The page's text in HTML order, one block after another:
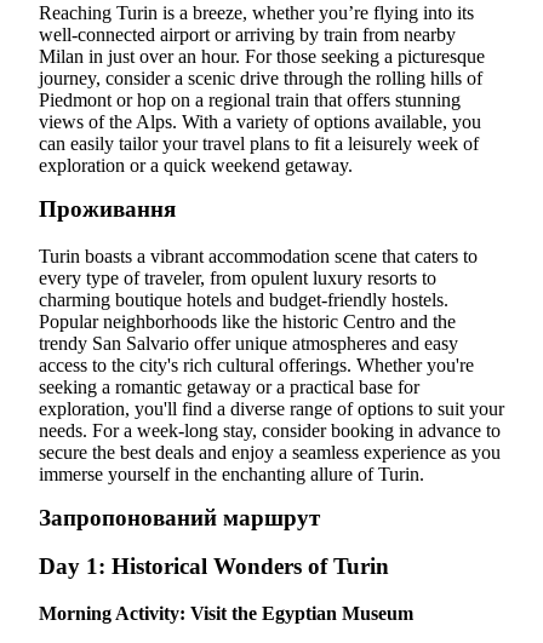
Reaching Turin is a breeze, whether you’re flying into its
well-connected airport or arriving by train from nearby
Milan in just over an hour. For those seeking a picturesque
journey, consider a scenic drive through the rolling hills of
Piedmont or hop on a regional train that offers stunning
views of the Alps. With a variety of options available, you
can easily tailor your travel plans to fit a leisurely week of
exploration or a quick weekend getaway.
Проживання
Turin boasts a vibrant accommodation scene that caters to
every type of traveler, from opulent luxury resorts to
charming boutique hotels and budget-friendly hostels.
Popular neighborhoods like the historic Centro and the
trendy San Salvario offer unique atmospheres and easy
access to the city's rich cultural offerings. Whether you're
seeking a romantic getaway or a practical base for
exploration, you'll find a diverse range of options to suit your
needs. For a week-long stay, consider booking in advance to
secure the best deals and enjoy a seamless experience as you
immerse yourself in the enchanting allure of Turin.
Запропонований маршрут
Day 1: Historical Wonders of Turin
Morning Activity: Visit the Egyptian Museum